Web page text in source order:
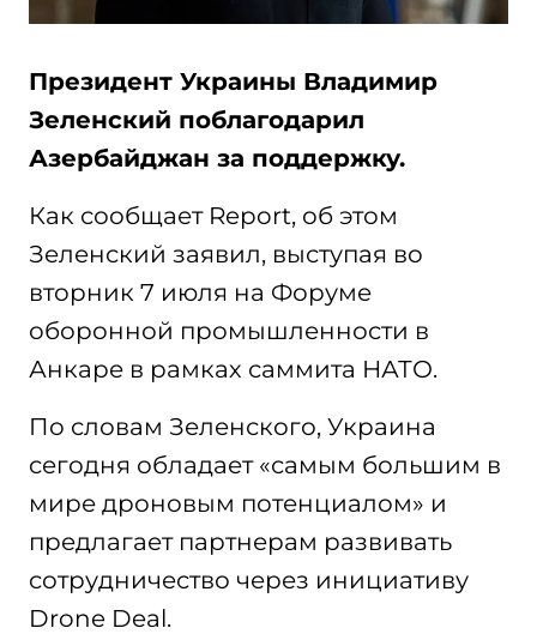
Президент Украины Владимир
Зеленский поблагодарил
Азербайджан за поддержку.
Как сообщает Report, об этом
Зеленский заявил, выступая во
вторник 7 июля на Форуме
оборонной промышленности в
Анкаре в рамках саммита НАТО.
По словам Зеленского, Украина
сегодня обладает «самым большим в
мире дроновым потенциалом» и
предлагает партнерам развивать
сотрудничество через инициативу
Drone Deal.